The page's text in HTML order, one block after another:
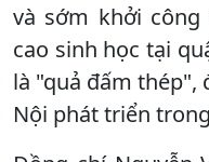
và sớm khởi
cao sinh học tại
là "quả đấm thép",
Nội phát triển